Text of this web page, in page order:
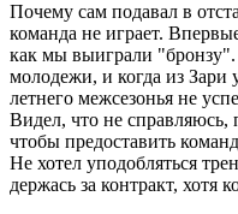
Почему сам подавал в
команда не играет.
как мы выиграли
молодежи, и когда из Зари
летнего межсезонья не
Видел, что не справляюсь,
чтобы предоставить
Не хотел уподобляться
держась за контракт, хотя